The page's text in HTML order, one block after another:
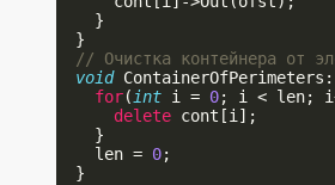
    }
  }
// Очистка контейнера от
void
for(int i = 0; i < len;
delete cont[i];
    }
    len =
0;
  }